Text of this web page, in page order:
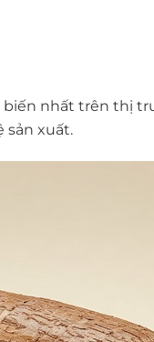
nhất trên thị
sản xuất.